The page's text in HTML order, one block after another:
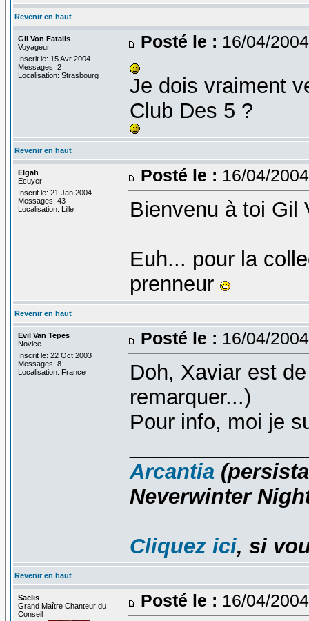
Revenir en haut
Gil Von Fatalis
Voyageur
Inscrit le: 15 Avr 2004
Messages: 2
Localisation: Strasbourg
Posté le : 16/04/
Je dois vraiment
Club Des 5 ?
Revenir en haut
Elgah
Ecuyer
Inscrit le: 21 Jan 2004
Messages: 43
Localisation: Lille
Posté le : 16/04/
Bienvenu à toi Gil
Euh... pour la
prenneur
Revenir en haut
Evil Van Tepes
Novice
Inscrit le: 22 Oct 2003
Messages: 8
Localisation: France
Posté le : 16/04/
Doh, Xaviar est
remarquer...)
Pour info, moi je
Arcantia
Neverwinter
Cliquez ici, si
Revenir en haut
Saelis
Grand Maître Chanteur du
Conseil
Posté le : 16/04/